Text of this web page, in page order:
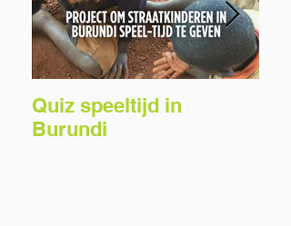
Quiz speeltijd in
Burundi